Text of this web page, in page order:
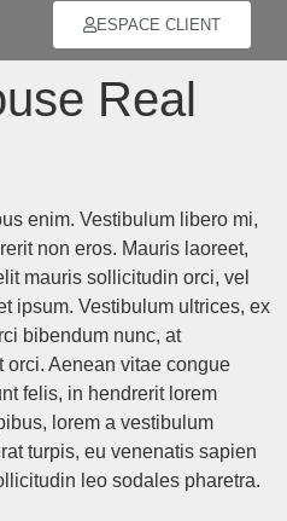
ESPACE CLIENT
Real
enim. Vestibulum libero mi,
non eros. Mauris laoreet,
mauris sollicitudin orci, vel
ipsum. Vestibulum ultrices, ex
bibendum nunc, at
Aenean vitae congue
felis, in hendrerit lorem
lorem a vestibulum
turpis, eu venenatis sapien
leo sodales pharetra.